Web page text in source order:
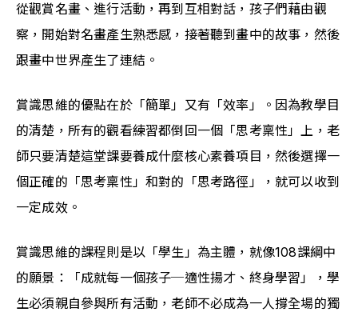
從觀賞名畫、進行活動，再到互相對話，孩子們藉由觀
察，開始對名畫產生熟悉感，接著聽到畫中的故事，然後
跟畫中世界產生了連結。
賞識思維的優點在於「簡單」又有「效率」。因為教學目
的清楚，所有的觀看練習都倒回一個「思考稟性」上，老
師只要清楚這堂課要養成什麼核心素養項目，然後選擇一
個正確的「思考稟性」和對的「思考路徑」，就可以收到
一定成效。
賞識思維的課程則是以「學生」為主體，就像108課綱中
的願景：「成就每一個孩子─適性揚才、終身學習」，學
生必須親自參與所有活動，老師不必成為一人撐全場的獨